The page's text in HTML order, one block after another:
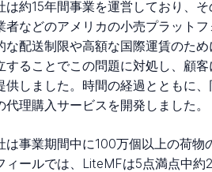
は約15年間事業を運営しており、
者などのアメリカの小売プラット
な配送制限や高額な国際運賃のた
することでこの問題に対処し、顧
供しました。時間の経過とともに
代理購入サービスを開発しました。
は事業期間中に100万個以上の荷
ィールでは、LiteMFは5点満点中